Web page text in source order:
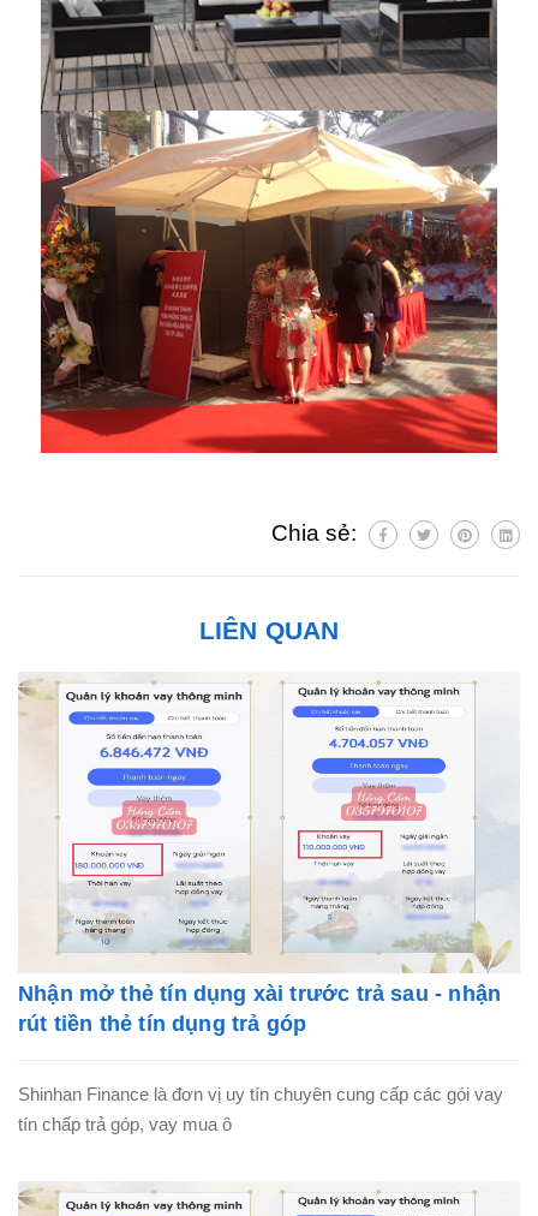
Chia sẻ:
LIÊN QUAN
Nhận mở thẻ tín dụng xài trước trả sau - nhận
rút tiền thẻ tín dụng trả góp
Shinhan Finance là đơn vị uy tín chuyên cung cấp các gói vay
tín chấp trả góp, vay mua ô